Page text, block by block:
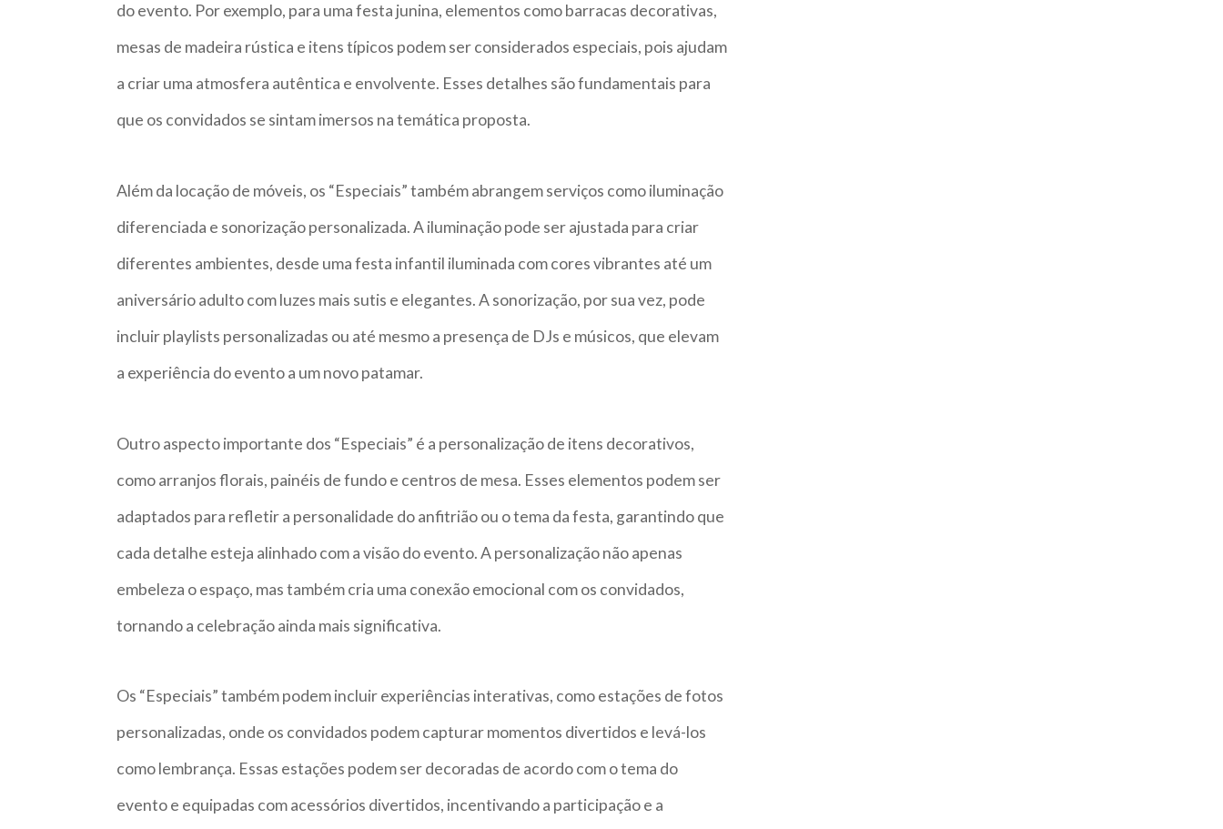
do evento. Por exemplo, para uma festa junina, elementos como barracas decorativas,
mesas de madeira rústica e itens típicos podem ser considerados especiais, pois ajudam
a criar uma atmosfera autêntica e envolvente. Esses detalhes são fundamentais para
que os convidados se sintam imersos na temática proposta.
Além da locação de móveis, os “Especiais” também abrangem serviços como iluminação
diferenciada e sonorização personalizada. A iluminação pode ser ajustada para criar
diferentes ambientes, desde uma festa infantil iluminada com cores vibrantes até um
aniversário adulto com luzes mais sutis e elegantes. A sonorização, por sua vez, pode
incluir playlists personalizadas ou até mesmo a presença de DJs e músicos, que elevam
a experiência do evento a um novo patamar.
Outro aspecto importante dos “Especiais” é a personalização de itens decorativos,
como arranjos florais, painéis de fundo e centros de mesa. Esses elementos podem ser
adaptados para refletir a personalidade do anfitrião ou o tema da festa, garantindo que
cada detalhe esteja alinhado com a visão do evento. A personalização não apenas
embeleza o espaço, mas também cria uma conexão emocional com os convidados,
tornando a celebração ainda mais significativa.
Os “Especiais” também podem incluir experiências interativas, como estações de fotos
personalizadas, onde os convidados podem capturar momentos divertidos e levá-los
como lembrança. Essas estações podem ser decoradas de acordo com o tema do
evento e equipadas com acessórios divertidos, incentivando a participação e a